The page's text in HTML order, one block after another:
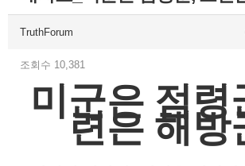
TruthForum
조회수 10,381
미군은 점령
련은 해방